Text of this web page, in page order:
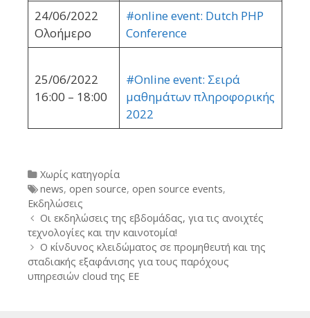
24/06/2022
Ολοήμερο
#online event: Dutch PHP
Conference
25/06/2022
16:00 – 18:00
#Online event: Σειρά
μαθημάτων πληροφορικής
2022
Categories
Χωρίς κατηγορία
Tags
news, open source, open source events,
Εκδηλώσεις
Post
navigation
Οι εκδηλώσεις της εβδομάδας, για τις ανοιχτές
τεχνολογίες και την καινοτομία!
Ο κίνδυνος κλειδώματος σε προμηθευτή και της
σταδιακής εξαφάνισης για τους παρόχους
υπηρεσιών cloud της ΕΕ